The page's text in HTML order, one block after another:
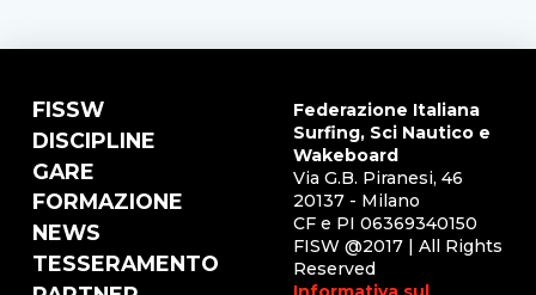
FISSW
DISCIPLINE
GARE
FORMAZIONE
NEWS
TESSERAMENTO
Federazione Italiana
Surfing, Sci Nautico e
Wakeboard
Via G.B. Piranesi, 46
20137 - Milano
CF e PI 06369340150
FISW @2017 | All Rights
Reserved